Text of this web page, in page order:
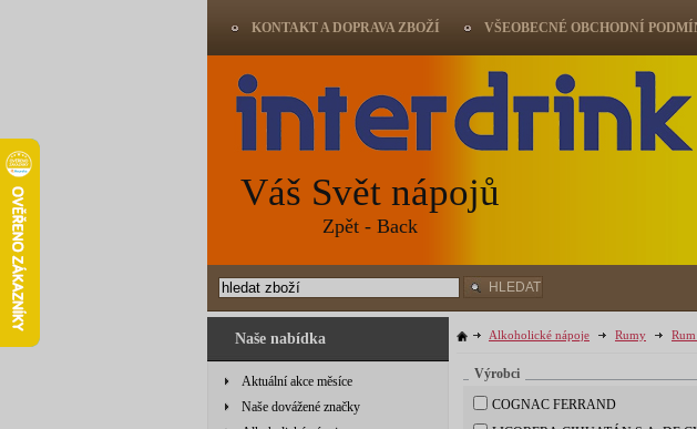
Naše nabídka
Aktuální akce měsíce
Naše dovážené značky
Alkoholické nápoje Rumy
Výrobci
COGNAC FERRAND
KONTAKT A DOPRAVA ZBOŽÍ VŠEOBECNÉ OBCHODNÍ
Váš Svět nápojů
Zpět - Back
HLEDAT